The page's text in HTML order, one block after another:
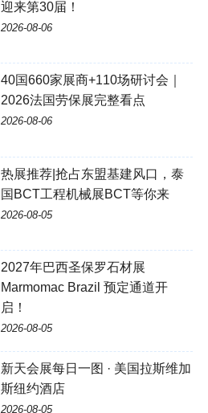
迎来第30届！
2026-08-06
40国660家展商+110场研讨会｜
2026法国劳保展完整看点
2026-08-06
热展推荐|抢占东盟基建风口，泰
国BCT工程机械展BCT等你来
2026-08-05
2027年巴西圣保罗石材展
Marmomac Brazil 预定通道开
启！
2026-08-05
新天会展每日一图 · 美国拉斯维加
斯纽约酒店
2026-08-05